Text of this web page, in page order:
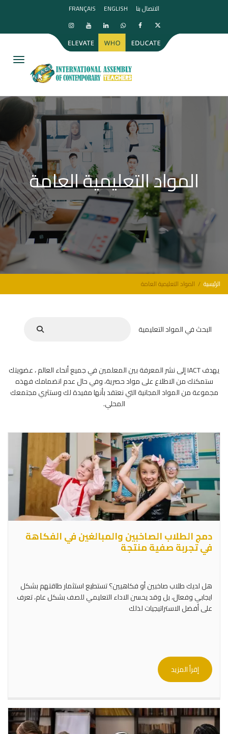
الاتصال بنا ENGLISH
FRANÇAIS
المواد التعليمية العامة
الرئيسية المواد التعليمية العامة
البحث في المواد التعليمية
يهدف IACT إلى نشر المعرفة بين المعلمين في جميع أنحاء العالم ، عضويتك
ستمكنك من الاطلاع على مواد حصرية، وفي حال عدم انضمامك فهذه
مجموعة من المواد المجانية التي نعتقد بأنها مفيدة لك وستثري مجتمعك
المحلي.
دمج الطلاب الصاخبين والمبالغين في الفكاهة
في تجربة صفية منتجة
هل لديك طلاب صاخبين أو فكاهيين؟ تستطيع استثمار طاقتهم بشكل
ايجابي وفعال، بل وقد يحسن الاداء التعليمي للصف بشكل عام، تعرف
على أفضل الاستراتيجيات لذلك
إقرأ المزيد